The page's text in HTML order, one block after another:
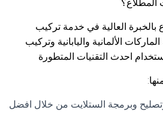
المطلاع؟
بالخبرة العالية في خدمة تركيب
الألمانية واليابانية وتركيب
احدث التقنيات المتطورة
وبرمجة الستلايت من خلال افضل